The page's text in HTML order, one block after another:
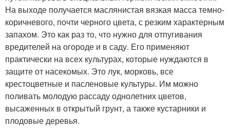
На выходе получается маслянистая вязкая масса темно-
коричневого, почти черного цвета, с резким характерным
запахом. Это как раз то, что нужно для отпугивания
вредителей на огороде и в саду. Его применяют
практически на всех культурах, которые нуждаются в
защите от насекомых. Это лук, морковь, все
крестоцветные и пасленовые культуры. Им можно
поливать молодую рассаду однолетних цветов,
высаженных в открытый грунт, а также кустарники и
плодовые деревья.